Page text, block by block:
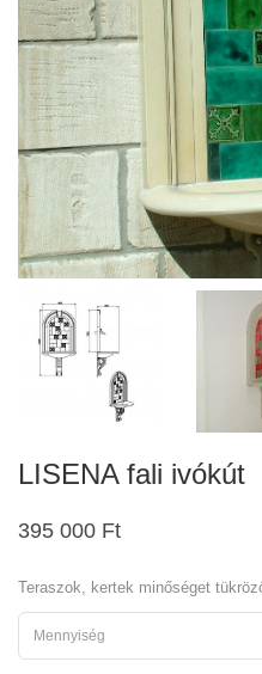
LISENA fali ivókút
395 000 Ft
Teraszok, kertek minőséget